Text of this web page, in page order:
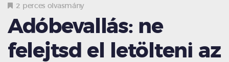
2 perces olvasmány
Adóbevallás: ne
felejtsd el letölteni az